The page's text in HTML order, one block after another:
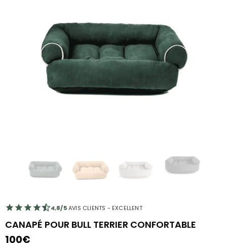
4,8/5AVIS CLIENTS - EXCELLENT
CANAPÉ POUR BULL TERRIER CONFORTABLE
100€